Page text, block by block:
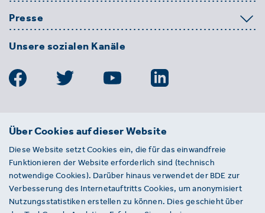
Presse
Unsere sozialen Kanäle
BDE
Entsorgungs-, Wasser- und
Kreislaufwirtschaft e. V.
Von-der-Heydt-Straße 2
D 10785 Berlin
Über Cookies auf dieser Website
Diese Website setzt Cookies ein, die für das einwandfreie
Funktionieren der Website erforderlich sind (technisch
notwendige Cookies). Darüber hinaus verwendet der BDE zur
Verbesserung des Internetauftritts Cookies, um anonymisiert
Nutzungsstatistiken erstellen zu können. Dies geschieht über